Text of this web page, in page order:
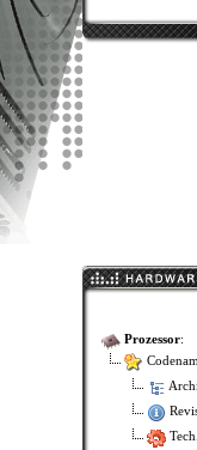
Prozessor: